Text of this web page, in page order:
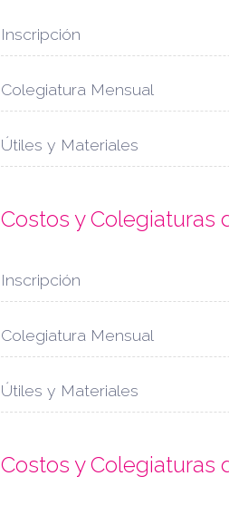
Inscripción
Colegiatura Mensual
Útiles y Materiales
Costos y Colegiaturas
Inscripción
Colegiatura Mensual
Útiles y Materiales
Costos y Colegiaturas